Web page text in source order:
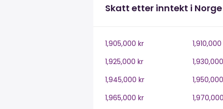
Skatt etter inntekt i Norge
1,905,000 kr
1,925,000 kr
1,945,000 kr
1,965,000 kr